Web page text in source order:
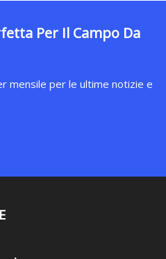
Per Il Campo Da
mensile per le ultime notizie e